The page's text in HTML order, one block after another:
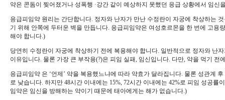
약은 콘돔이 찢어졌거나 성폭행 ·강간 같이 예상하지 못했던 응급 상황에서 임
응급피임약 원리는 간단합니다. 정자와 난자가 만난 수정란이 자궁에 착상하는
기 위해 안쪽에 두터운 벽을 만듭니다. 응급피임약은 여성호르몬을 한 번에 고
해야 합니다.)
당연히 수정란이 자궁에 착상하기 전에 복용해야 합니다. 일반적으로 정자와 난
이유입니다. 물론 가장 큰 부작용(?)은 피임 실패, 임신입니다. 다만, 약을 먹기
응급피임약 은 ‘언제’ 약을 복용했느냐에 따라 약효가 달라집니다. 물론 성관계
로 낮습니다. 하지만 48시간 이내에는 15%, 72시간 이내에는 42%로 피임 성공
임약은 임신을 방해하는 약이기 때문에 태아에게는 해가 없습니다.)